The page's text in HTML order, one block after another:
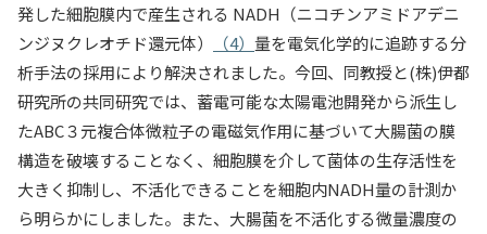
発した細胞膜内で産生される NADH（ニコチンアミドアデニ
ンジヌクレオチド還元体）
（4） 量を電気化学的に追跡する分
析手法の採用により解決されました。今回、同教授と(株)伊都
研究所の共同研究では、蓄電可能な太陽電池開発から派生し
たABC３元複合体微粒子の電磁気作用に基づいて大腸菌の膜
構造を破壊することなく、細胞膜を介して菌体の生存活性を
大きく抑制し、不活化できることを細胞内NADH量の計測か
ら明らかにしました。また、大腸菌を不活化する微量濃度の